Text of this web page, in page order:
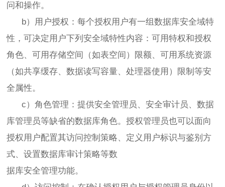
问和操作。
b）用户授权：每个授权用户有一组数据库安全域特
性，可决定用户下列安全域特性内容：可用特权和授权
角色、可用存储空间（如表空间）限额、可用系统资源
（如共享缓存、数据读写容量、处理器使用）限制等安
全属性。
c）角色管理：提供安全管理员、安全审计员、数据
库管理员等缺省的数据库角色。授权管理员也可以面向
授权用户配置其访问控制策略、定义用户标识与鉴别方
式、设置数据库审计策略等数
据库安全管理功能。